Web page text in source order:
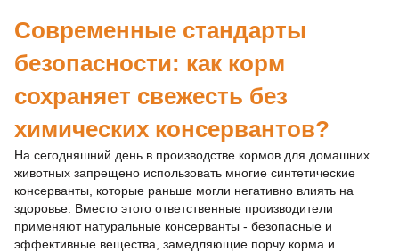
Современные стандарты
безопасности: как корм
сохраняет свежесть без
химических консервантов?
На сегодняшний день в производстве кормов для домашних
животных запрещено использовать многие синтетические
консерванты, которые раньше могли негативно влиять на
здоровье. Вместо этого ответственные производители
применяют натуральные консерванты - безопасные и
эффективные вещества, замедляющие порчу корма и